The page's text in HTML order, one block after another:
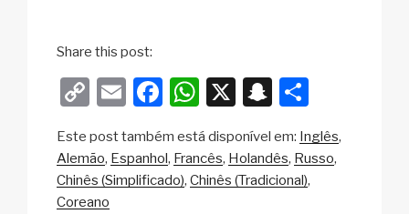
Share this post:
C
p
y
E
ail
F
c
e
W
at
s
X
S
a
p
ar
e
Este post também está disponível em: Inglês
Alemão Espanhol Francês Holandês Russo
Chinês (Simplificado) Chinês (Tradicional)
Coreano